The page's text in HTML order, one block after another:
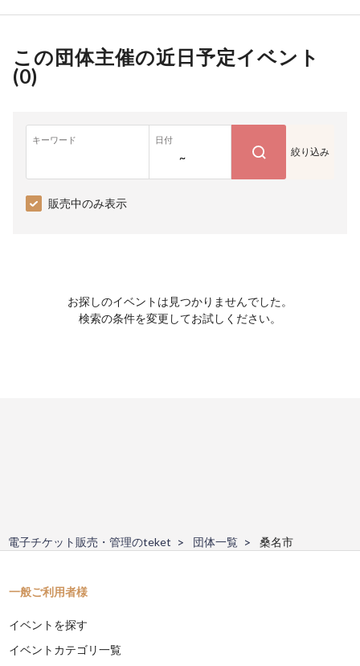
この団体主催の近日予定イベント
(0)
キーワード 日付
~ 絞り込み
販売中のみ表示
お探しのイベントは見つかりませんでした。
検索の条件を変更してお試しください。
電子チケット販売・管理のteket 団体一覧 桑名市
一般ご利用者様
イベントを探す
イベントカテゴリ一覧